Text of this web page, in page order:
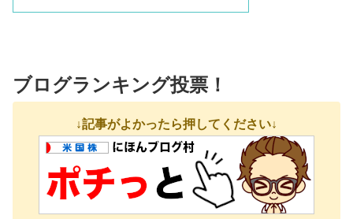
ブログランキング投票！
↓記事がよかったら押してください↓